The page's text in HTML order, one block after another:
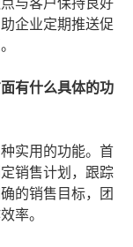
企业定期推送促
有什么具体的功
实用的功能。首
销售计划，跟踪
的销售目标，团
率。